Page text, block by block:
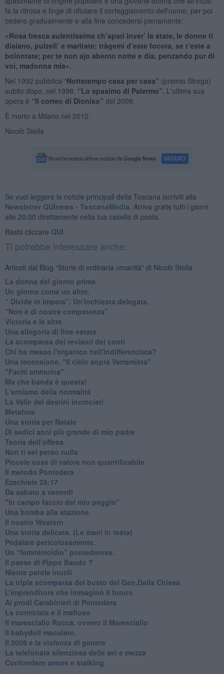
fa la ritrosa e finge di rifiutare il corteggiamento dell'uomo, per poi
cedere gradualmente e alla fine concedersi pienamente:
«Rosa fresca aulentissima ch’apari inver’ la state, le donne ti
disiano, pulzell’ e maritate: tràgemi d’este focora, se t’este a
bolontate; per te non ajo abento notte e dia, penzando pur di
voi, madonna mia».
Nel 1992 pubblica “Nottetempo casa per casa” (premio Strega)
subito dopo, nel 1998, “Lo spasimo di Palermo”. L'ultima sua
opera è “Il corteo di Dioniso” del 2009.
È morto a Milano nel 2012.
Nicolò Stella
Se vuoi leggere le notizie principali della Toscana iscriviti alla
Newsletter QUInews - ToscanaMedia. Arriva gratis tutti i giorni
alle 20:00 direttamente nella tua casella di posta.
Basta cliccare QUI
Ti potrebbe interessare anche:
Articoli dal Blog “Storie di ordinaria umanità” di Nicolò Stella
​La donna del giorno prima
​Un giorno come un altro.
​“ Divide et impera”. Un'inchiesta delegata.
“Non è di nostra competenza”
​Victoria e le altre
Una allegoria di fine estate
La scomparsa dei revisori dei conti
Chi ha messo l'organico nell'indifferenziata?
Una recensione, "Il cielo sopra Varramista"
​"Faciti ammuina"
Ma che banda è questa!
L'eroismo della normalità
​La Valle dei destini incrociati
Metafore
​Una storia per Natale
​Di sedici anni più grande di mio padre
Teoria dell’offesa
​Non ti sei perso nulla
​Piccole cose di valore non quantificabile
​Il metodo Pontedera
​Ezechiele 25:17
Da sabato a venerdì
"In campo faccio del mio peggio"
Una bomba alla stazione
Il nostro Western
Una storia delicata. (Le mani in testa)
Pedalare pericolosamente.
Un “femminicidio” pontederese.
Il paese di Pippo Baudo ?
Niente parole inutili
La tripla scomparsa del busto del Gen.Dalla Chiesa
​L’imprenditore che immaginò il futuro
Ai prodi Carabinieri di Pontedera
​La corniciaia e il mafioso
Il maresciallo Rocca, ovvero Il Maresciallo
​Il babydoll maculato.
​Il 2008 e la violenza di genere
La telefonata silenziosa delle sei e mezza
​Confondere amore e stalking